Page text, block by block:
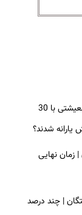
پرداخت کالابرگ برای مادران | واریزی یارانه معیشتی با 30
شدند؟
نهایی
| چند درصد